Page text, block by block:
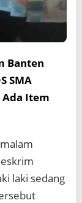
Banten
SMA
Item
laki sedang